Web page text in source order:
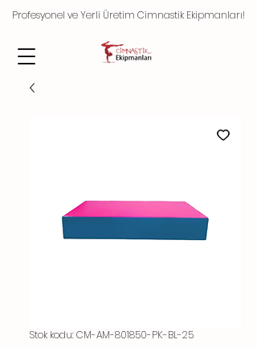
Profesyonel ve Yerli Üretim Cimnastik Ekipmanları!
Stok kodu: CM-AM-801850-PK-BL-25